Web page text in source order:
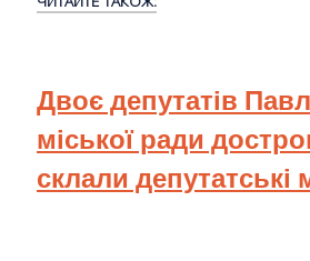
Двоє депутатів
міської ради
склали депутатські